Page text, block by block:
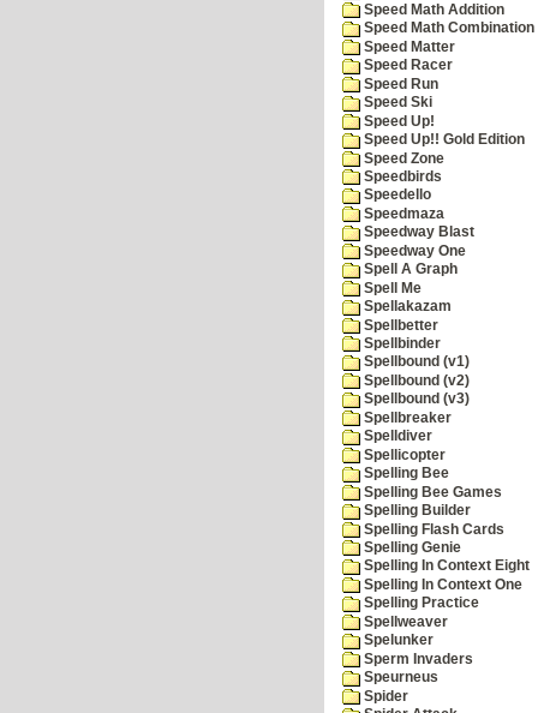
Speed Math Addition
Speed Math Combination
Speed Matter
Speed Racer
Speed Run
Speed Ski
Speed Up!
Speed Up!! Gold Edition
Speed Zone
Speedbirds
Speedello
Speedmaza
Speedway Blast
Speedway One
Spell A Graph
Spell Me
Spellakazam
Spellbetter
Spellbinder
Spellbound (v1)
Spellbound (v2)
Spellbound (v3)
Spellbreaker
Spelldiver
Spellicopter
Spelling Bee
Spelling Bee Games
Spelling Builder
Spelling Flash Cards
Spelling Genie
Spelling In Context Eight
Spelling In Context One
Spelling Practice
Spellweaver
Spelunker
Sperm Invaders
Speurneus
Spider